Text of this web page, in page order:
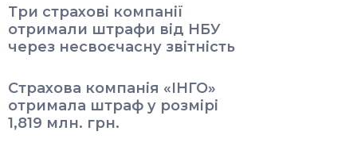
Три страхові компанії
отримали штрафи від НБУ
через несвоєчасну звітність
Страхова компанія «ІНГО»
отримала штраф у розмірі
1,819 млн. грн.